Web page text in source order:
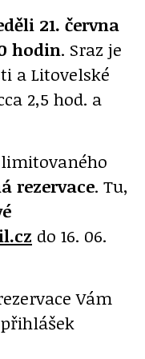
21. června
hodin. Sraz je
a Litovelské
2,5 hod. a
rezervace. Tu,
do 16. 06.
Vám